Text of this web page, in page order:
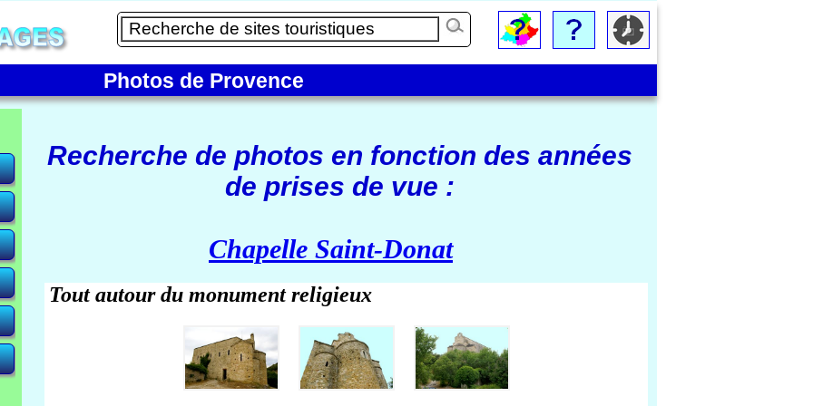
Photos de Provence
Recherche de photos en fonction des années
de prises de vue :
Chapelle Saint-Donat
Tout autour du monument religieux